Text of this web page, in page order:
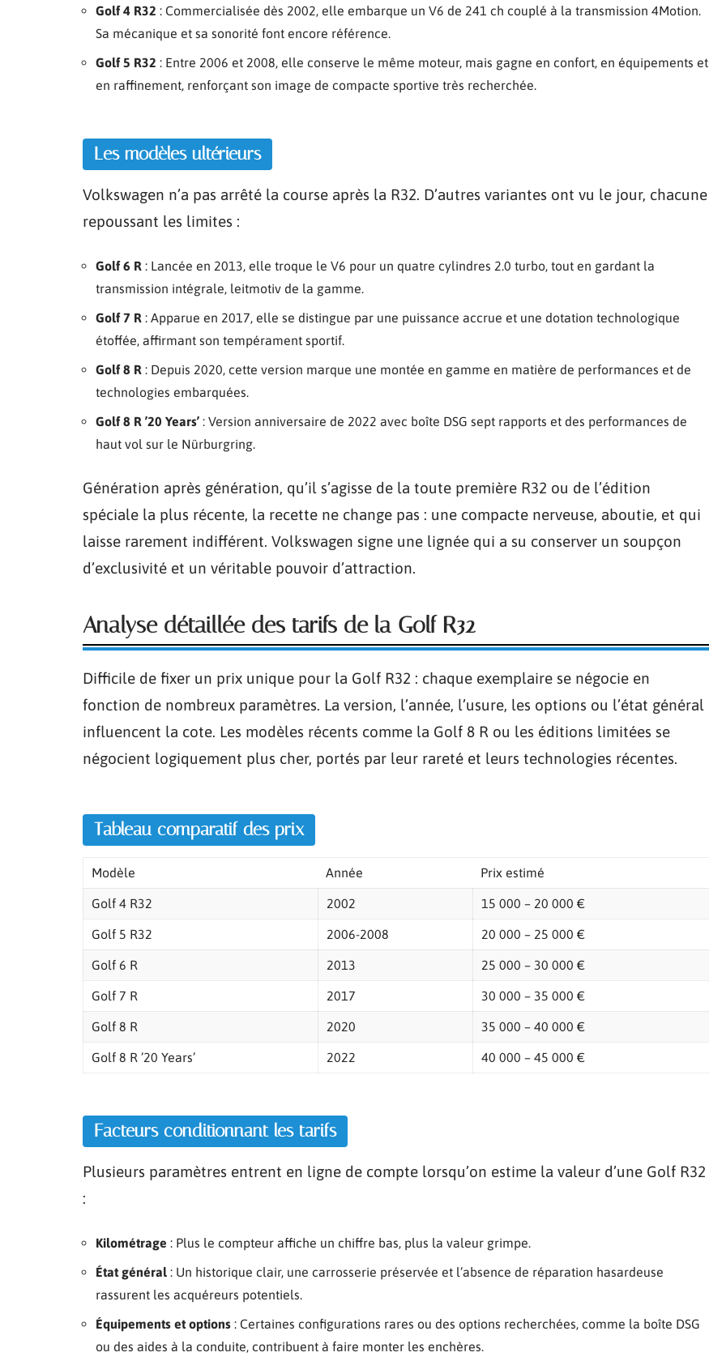
Golf 4 R32 : Commercialisée dès 2002, elle embarque un V6 de 241 ch couplé à la transmission 4Motion.
Sa mécanique et sa sonorité font encore référence.
Golf 5 R32 : Entre 2006 et 2008, elle conserve le même moteur, mais gagne en confort, en équipements et
en raffinement, renforçant son image de compacte sportive très recherchée.
Les modèles ultérieurs
Volkswagen n’a pas arrêté la course après la R32. D’autres variantes ont vu le jour, chacune
repoussant les limites :
Golf 6 R : Lancée en 2013, elle troque le V6 pour un quatre cylindres 2.0 turbo, tout en gardant la
transmission intégrale, leitmotiv de la gamme.
Golf 7 R : Apparue en 2017, elle se distingue par une puissance accrue et une dotation technologique
étoffée, affirmant son tempérament sportif.
Golf 8 R : Depuis 2020, cette version marque une montée en gamme en matière de performances et de
technologies embarquées.
Golf 8 R ’20 Years’ : Version anniversaire de 2022 avec boîte DSG sept rapports et des performances de
haut vol sur le Nürburgring.
Génération après génération, qu’il s’agisse de la toute première R32 ou de l’édition
spéciale la plus récente, la recette ne change pas : une compacte nerveuse, aboutie, et qui
laisse rarement indifférent. Volkswagen signe une lignée qui a su conserver un soupçon
d’exclusivité et un véritable pouvoir d’attraction.
Analyse détaillée des tarifs de la Golf R32
Difficile de fixer un prix unique pour la Golf R32 : chaque exemplaire se négocie en
fonction de nombreux paramètres. La version, l’année, l’usure, les options ou l’état général
influencent la cote. Les modèles récents comme la Golf 8 R ou les éditions limitées se
négocient logiquement plus cher, portés par leur rareté et leurs technologies récentes.
Tableau comparatif des prix
Modèle Année Prix estimé
Golf 4 R32 2002 15 000 – 20 000 €
Golf 5 R32 2006-2008 20 000 – 25 000 €
Golf 6 R 2013 25 000 – 30 000 €
Golf 7 R 2017 30 000 – 35 000 €
Golf 8 R 2020 35 000 – 40 000 €
Golf 8 R ’20 Years’ 2022 40 000 – 45 000 €
Facteurs conditionnant les tarifs
Plusieurs paramètres entrent en ligne de compte lorsqu’on estime la valeur d’une Golf R32
:
Kilométrage : Plus le compteur affiche un chiffre bas, plus la valeur grimpe.
État général : Un historique clair, une carrosserie préservée et l’absence de réparation hasardeuse
rassurent les acquéreurs potentiels.
Équipements et options : Certaines configurations rares ou des options recherchées, comme la boîte DSG
ou des aides à la conduite, contribuent à faire monter les enchères.